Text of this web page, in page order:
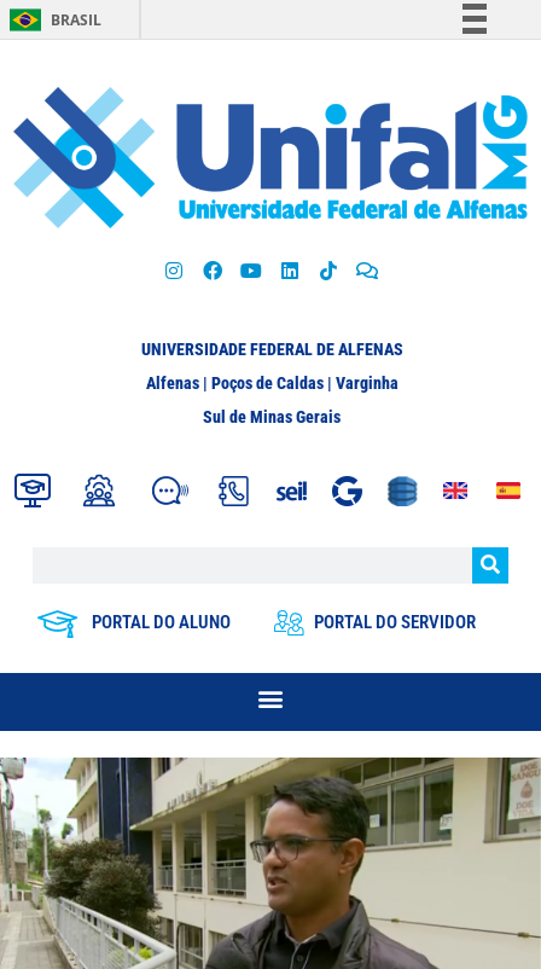
BRASIL
Participe
Acesso à informação
Legislação
UNIVERSIDADE FEDERAL DE ALFENAS
Alfenas | Poços de Caldas | Varginha
Sul de Minas Gerais
PORTAL DO ALUNO PORTAL DO SERVIDOR